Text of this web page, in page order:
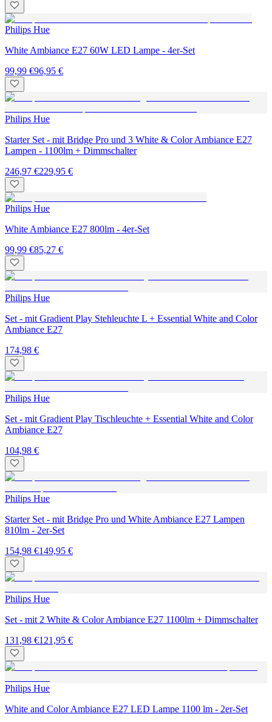
Philips Hue
White Ambiance E27 60W LED Lampe - 4er-Set
99,99 €96,95 €
Philips Hue
Starter Set - mit Bridge Pro und 3 White & Color Ambiance E27
Lampen - 1100lm + Dimmschalter
246,97 €229,95 €
Philips Hue
White Ambiance E27 800lm - 4er-Set
99,99 €85,27 €
Philips Hue
Set - mit Gradient Play Stehleuchte L + Essential White and Color
Ambiance E27
174,98 €
Philips Hue
Set - mit Gradient Play Tischleuchte + Essential White and Color
Ambiance E27
104,98 €
Philips Hue
Starter Set - mit Bridge Pro und White Ambiance E27 Lampen
810lm - 2er-Set
154,98 €149,95 €
Philips Hue
Set - mit 2 White & Color Ambiance E27 1100lm + Dimmschalter
131,98 €121,95 €
Philips Hue
White and Color Ambiance E27 LED Lampe 1100 lm - 2er-Set